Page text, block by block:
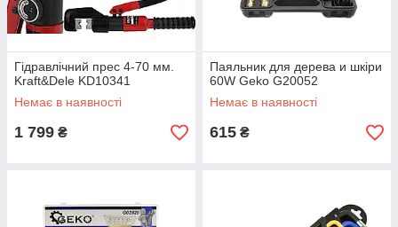
Гідравлічний прес 4-70 мм.
Kraft&Dele KD10341
Немає в наявності
1 799 ₴
Паяльник для дерева и шкіри
60W Geko G20052
Немає в наявності
615 ₴